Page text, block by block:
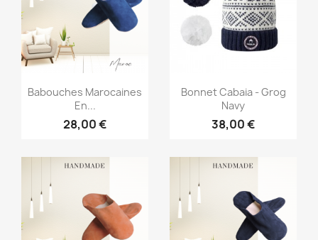
Aperçu rapide
Babouches Marocaines
En...
28,00 €
Aperçu rapide
Bonnet Cabaia - Grog
Navy
38,00 €